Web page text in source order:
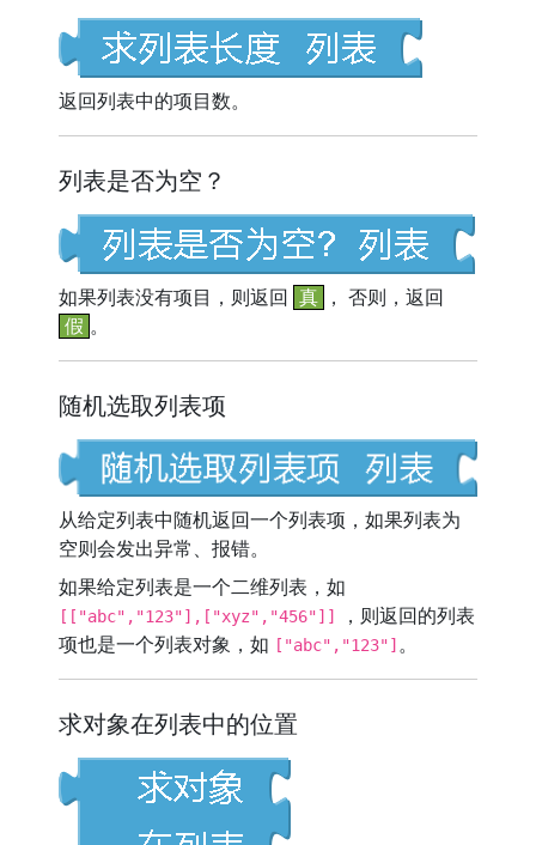
返回列表中的项目数。
列表是否为空？
如果列表没有项目，则返回 真
， 否则，返回
假 。
随机选取列表项
从给定列表中随机返回一个列表项，如果列表为
空则会发出异常、报错。
如果给定列表是一个二维列表，如
[["abc","123"],["xyz","456"]]
，则返回的列表
项也是一个列表对象，如 ["abc","123"] 。
求对象在列表中的位置